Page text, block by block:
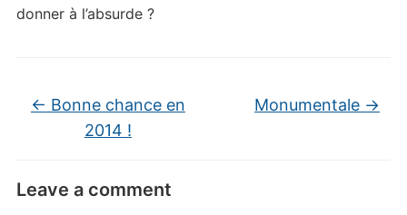
donner à l’absurde ?
← Bonne chance en
2014 !
Monumentale →
Leave a comment